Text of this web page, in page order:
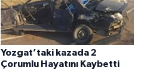
Yozgat’taki kazada 2
Çorumlu Hayatını Kaybetti